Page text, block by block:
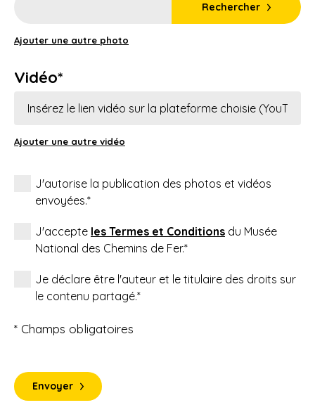
Rechercher
Ajouter une autre photo
Vidéo*
Ajouter une autre vidéo
J'autorise la publication des photos et vidéos
envoyées.*
J'accepte les Termes et Conditions du Musée
National des Chemins de Fer.*
Je déclare être l'auteur et le titulaire des droits sur
le contenu partagé.*
* Champs obligatoires
Envoyer